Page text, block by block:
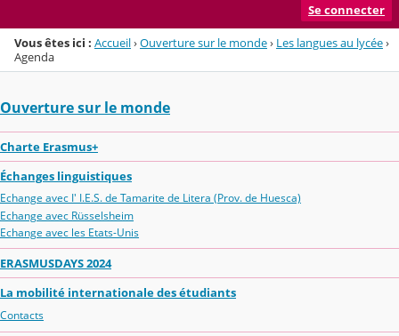
Se connecter
Vous êtes ici : Accueil›Ouverture sur le monde› Les langues au lycée›
Agenda
Ouverture sur le monde
Charte Erasmus+
Échanges linguistiques
Echange avec I' I.E.S. de Tamarite de Litera (Prov. de Huesca)
Echange avec Rüsselsheim
Echange avec les Etats-Unis
ERASMUSDAYS 2024
La mobilité internationale des étudiants
Contacts